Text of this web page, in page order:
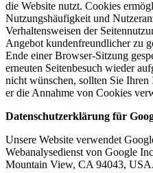
die Website nutzt. Cookies
Nutzungshäufigkeit und
Verhaltensweisen der
Angebot kundenfreundlicher zu
Ende einer Browser-Sitzung
erneuten Seitenbesuch wieder
nicht wünschen, sollten Sie Ihren
er die Annahme von Cookies
Datenschutzerklärung für
Unsere Website verwendet
Webanalysedienst von Google
Mountain View, CA 94043,